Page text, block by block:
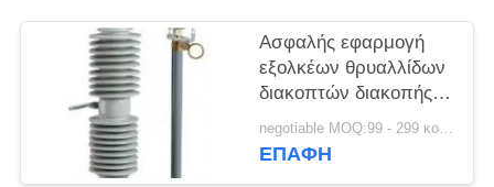
Ασφαλής εφαρμογή
εξολκέων θρυαλλίδων
διακοπτών διακοπής
υψηλής τάσης λιωμένη
κασέτα
negotiable MOQ:99 - 299 κομμάτια
ΕΠΑΦΉ